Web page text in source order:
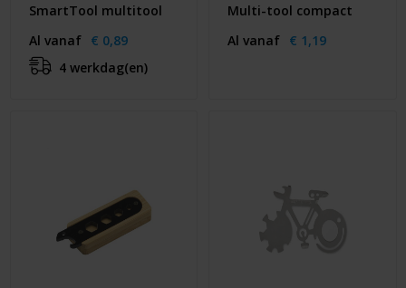
SmartTool multitool
Al vanaf € 0,89
4 werkdag(en)
Multi-tool compact
Al vanaf € 1,19